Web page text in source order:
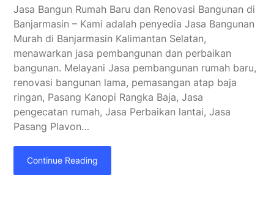
Jasa Bangun Rumah Baru dan Renovasi Bangunan di
Banjarmasin – Kami adalah penyedia Jasa Bangunan
Murah di Banjarmasin Kalimantan Selatan,
menawarkan jasa pembangunan dan perbaikan
bangunan. Melayani Jasa pembangunan rumah baru,
renovasi bangunan lama, pemasangan atap baja
ringan, Pasang Kanopi Rangka Baja, Jasa
pengecatan rumah, Jasa Perbaikan lantai, Jasa
Pasang Plavon…
Continue Reading